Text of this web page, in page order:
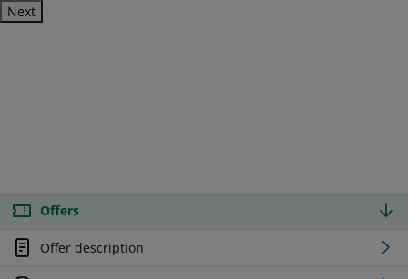
Next
Offers
Offer description